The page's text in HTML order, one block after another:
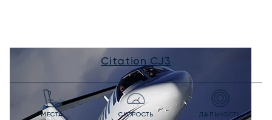
Citation CJ3
МЕСТА СКОРОСТЬ ДАЛЬНОСТЬ